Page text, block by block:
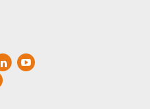
LinkedInYoutube